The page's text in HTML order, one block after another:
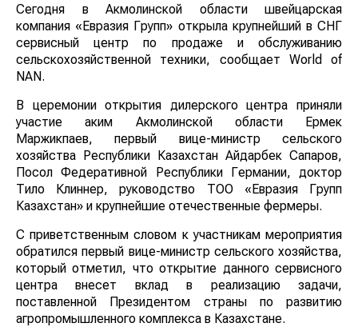
Сегодня в Акмолинской области швейцарская
компания «Евразия Групп» открыла крупнейший в СНГ
сервисный центр по продаже и обслуживанию
сельскохозяйственной техники, сообщает World of
NAN.
В церемонии открытия дилерского центра приняли
участие аким Акмолинской области Ермек
Маржикпаев, первый вице-министр сельского
хозяйства Республики Казахстан Айдарбек Сапаров,
Посол Федеративной Республики Германии, доктор
Тило Клиннер, руководство ТОО «Евразия Групп
Казахстан» и крупнейшие отечественные фермеры.
С приветственным словом к участникам мероприятия
обратился первый вице-министр сельского хозяйства,
который отметил, что открытие данного сервисного
центра внесет вклад в реализацию задачи,
поставленной Президентом страны по развитию
агропромышленного комплекса в Казахстане.